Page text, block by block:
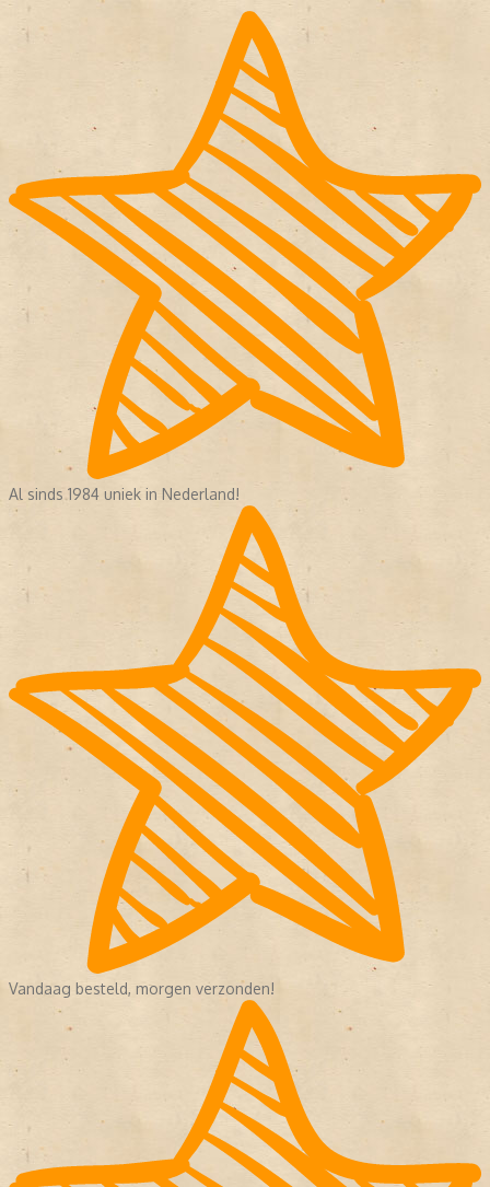
Al sinds 1984 uniek in Nederland!
Vandaag besteld, morgen verzonden!